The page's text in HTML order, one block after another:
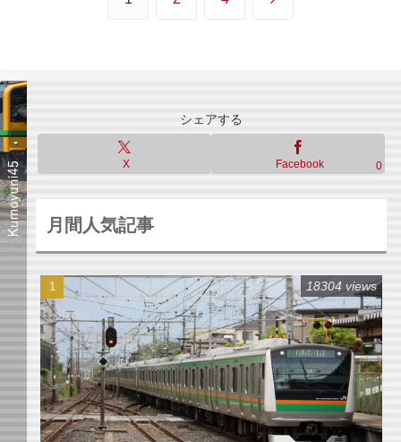
シェアする
X Facebook 0
月間人気記事
18304 views